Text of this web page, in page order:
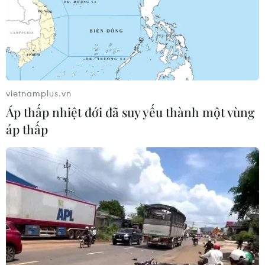
đã cấp
06/08/2026 13:55
Khuyến khích các cơ sở giáo dục đại
học cạnh tranh bằng chất lượng
06/08/2026 13:41
Cần Thơ xem xét đề xuất xây dựng Tổ
hợp Giáo dục-Đào tạo 636 tỷ đồng
06/08/2026 13:24
Cà Mau hợp nhất 4 trường cao đẳng,
tăng quy mô đào tạo nhân lực chất
vietnamplus.vn
Áp thấp nhiệt đới đã suy yếu thành một vùng
áp thấp